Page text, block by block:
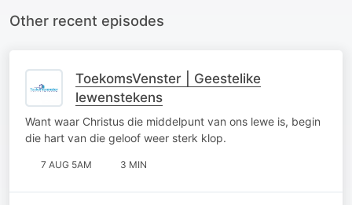
Other recent episodes
ToekomsVenster | Geestelike
lewenstekens
Want waar Christus die middelpunt van ons lewe is, begin
die hart van die geloof weer sterk klop.
7 AUG 5AM 3 MIN